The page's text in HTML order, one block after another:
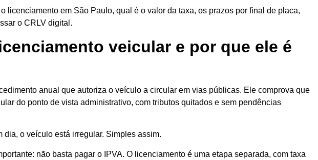
licenciamento em São Paulo, qual é o valor da taxa, os prazos por final de placa,
o CRLV digital.
veicular e por que ele é
anual que autoriza o veículo a circular em vias públicas. Ele comprova que
do ponto de vista administrativo, com tributos quitados e sem pendências
dia, o veículo está irregular. Simples assim.
não basta pagar o IPVA. O licenciamento é uma etapa separada, com taxa